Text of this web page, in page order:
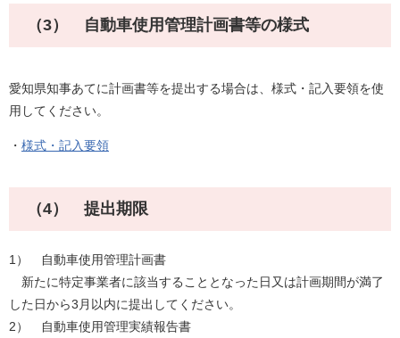
（3） 自動車使用管理計画書等の様式
愛知県知事あてに計画書等を提出する場合は、様式・記入要領を使
用してください。
・ 様式・記入要領
（4） 提出期限
1） 自動車使用管理計画書
新たに特定事業者に該当することとなった日又は計画期間が満了
した日から3月以内に提出してください。
2） 自動車使用管理実績報告書